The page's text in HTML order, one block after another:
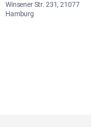
Winsener Str. 231, 21077
Hamburg